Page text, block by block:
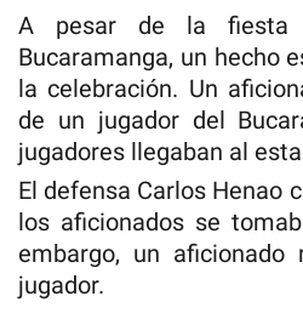
A pesar de la
Bucaramanga, un hecho
la celebración. Un
de un jugador del
jugadores llegaban al
El defensa Carlos Henao
los aficionados se
embargo, un
jugador.